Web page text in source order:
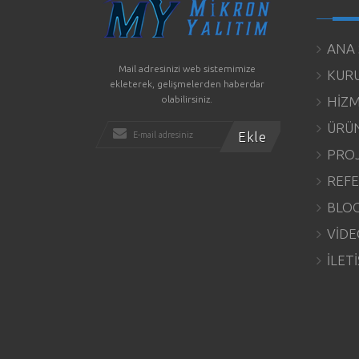
Mail adresinizi web sistemimize
ekleterek, gelişmelerden haberdar
olabilirsiniz.
ANA